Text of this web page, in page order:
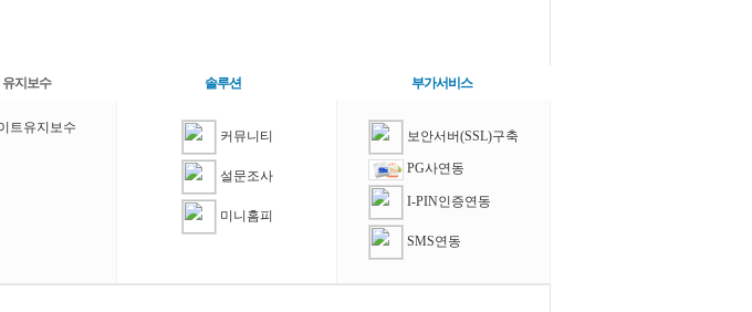
유지보수 솔루션 부가서비스
트유지보수
커뮤니티
설문조사
미니홈피
보안서버(SSL)구축
PG사연동
I-PIN인증연동
SMS연동